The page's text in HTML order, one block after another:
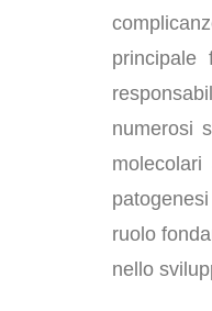
numerosi
ruolo
nello